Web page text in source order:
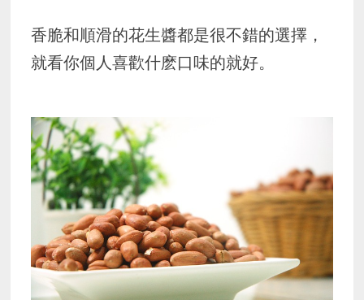
香脆和順滑的花生醬都是很不錯的選擇，
就看你個人喜歡什麽口味的就好。